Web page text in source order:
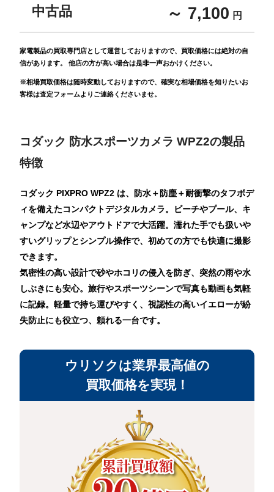
中古品 ～ 7,100 円
家電製品の買取専門店として運営しておりますので、買取価格には絶対の自
信があります。 他店の方が高い場合は是非一声おかけください。
※相場買取価格は随時変動しておりますので、確実な相場価格を知りたいお
客様は査定フォームよりご連絡くださいませ。
コダック 防水スポーツカメラ WPZ2の製品
特徴
コダック PIXPRO WPZ2 は、防水＋防塵＋耐衝撃のタフボデ
ィを備えたコンパクトデジタルカメラ。ビーチやプール、キ
ャンプなど水辺やアウトドアで大活躍。濡れた手でも扱いや
すいグリップとシンプル操作で、初めての方でも快適に撮影
できます。
気密性の高い設計で砂やホコリの侵入を防ぎ、突然の雨や水
しぶきにも安心。旅行やスポーツシーンで写真も動画も気軽
に記録。軽量で持ち運びやすく、視認性の高いイエローが紛
失防止にも役立つ、頼れる一台です。
ウリソクは業界最高値の
買取価格を実現！